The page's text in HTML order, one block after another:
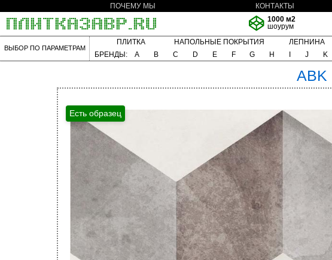
ПОЧЕМУ МЫ КОНТАКТЫ
1000 м2
шоурум
ВЫБОР ПО ПАРАМЕТРАМ
ПЛИТКА НАПОЛЬНЫЕ ПОКРЫТИЯ ЛЕПНИНА
БРЕНДЫ:
A B C D E F G H J K
ABK
Есть образец